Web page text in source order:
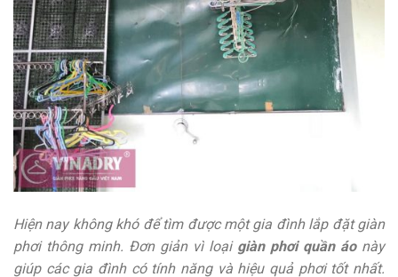
Hiện nay không khó để tìm được một gia đình lắp đặt giàn
phơi thông minh. Đơn giản vì loại giàn phơi quần áonày
giúp các gia đình có tính năng và hiệu quả phơi tốt nhất.